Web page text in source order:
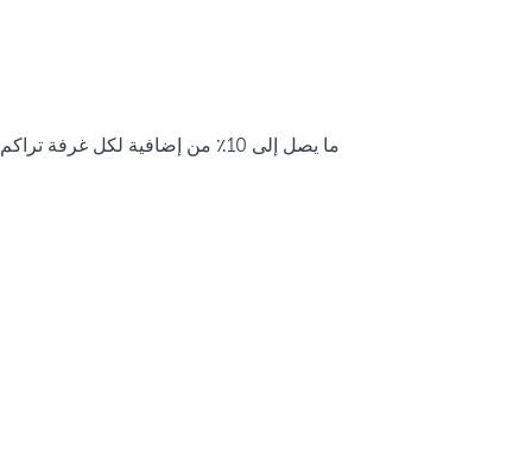
ما يصل إلى 10٪ من إضافية لكل غرفة تراكم